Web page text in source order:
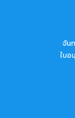
จัน
ใบอ